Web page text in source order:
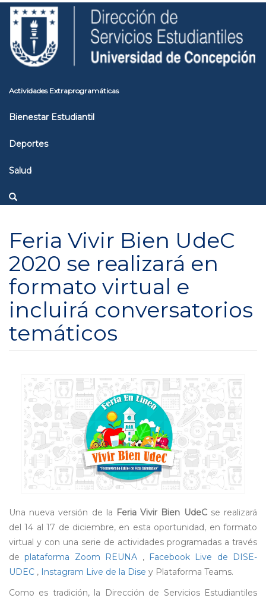
Pasar
contenido
principal
Toggle
high
contrast
Actividades Extraprogramáticas
Bienestar Estudiantil
Deportes
Salud
Feria Vivir Bien UdeC
2020 se realizará en
formato virtual e
incluirá conversatorios
temáticos
Una nueva versión de la Feria Vivir Bien UdeCse realizará
del 14 al 17 de diciembre, en esta oportunidad, en formato
virtual y con una serie de actividades programadas a través
deplataforma Zoom REUNA ,
Facebook Live de DISE-
UDEC , Instagram Live de la Dise y Plataforma Teams.
Como es tradición, la Dirección de Servicios Estudiantiles